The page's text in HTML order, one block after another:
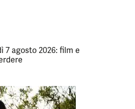
7 agosto 2026: film e